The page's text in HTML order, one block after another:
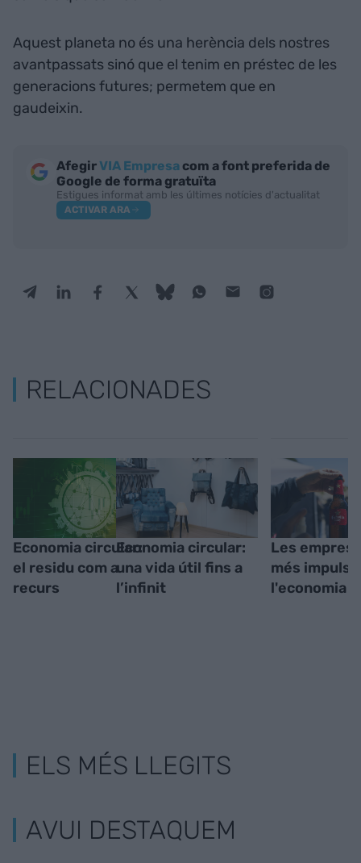
Aquest planeta no és una herència dels nostres
avantpassats sinó que el tenim en préstec de les
generacions futures; permetem que en
gaudeixin.
AfegirVIA Empresa com a font preferida de
Google de forma gratuïta
Estigues informat amb les últimes notícies d'actualitat
ACTIVAR ARA
RELACIONADES
Economia circular:
el residu com a
recurs
Economia circular:
una vida útil fins a
l’infinit
Les
més
l'economia
ELS MÉS LLEGITS
AVUI DESTAQUEM